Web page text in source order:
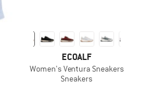
ECOALF
Women's Ventura Sneakers
Sneakers